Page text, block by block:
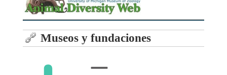
Museos y fundaciones